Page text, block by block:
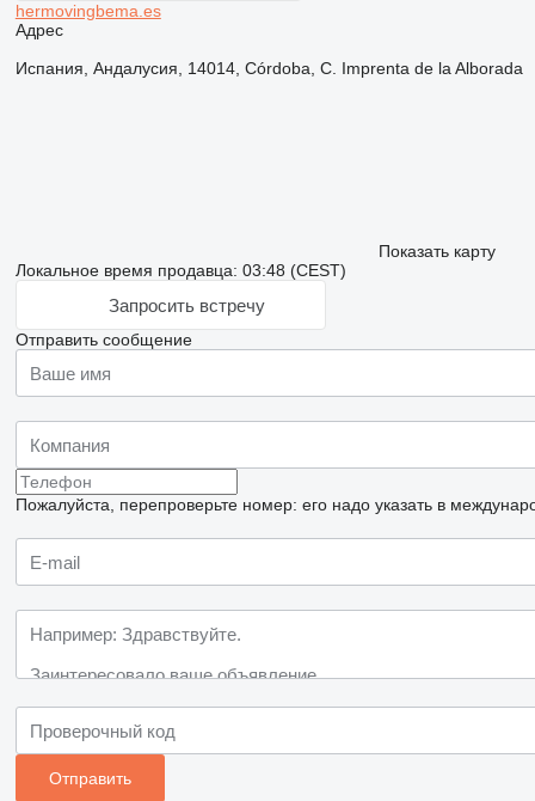
hermovingbema.es
Адрес
Испания, Андалусия, 14014, Córdoba, C. Imprenta de la Alborada
Показать карту
Локальное время продавца: 03:48 (CEST)
Запросить встречу
Отправить сообщение
Пожалуйста, перепроверьте номер: его надо указать в